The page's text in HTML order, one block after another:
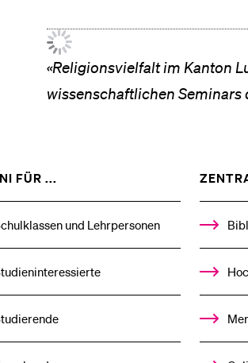
«Religionsvielfalt im Kanton
wissen­schaft­lichen Seminars
FÜR ...
%1$S
UNTERMENÜ
und Lehrpersonen